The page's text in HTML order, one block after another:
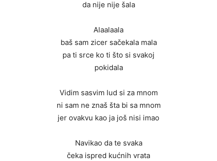
da nije nije šala
Alaalaala
baš sam zicer sačekala mala
pa ti srce ko ti što si svakoj
pokidala
Vidim sasvim lud si za mnom
ni sam ne znaš šta bi sa mnom
jer ovakvu kao ja još nisi imao
Navikao da te svaka
čeka ispred kućnih vrata